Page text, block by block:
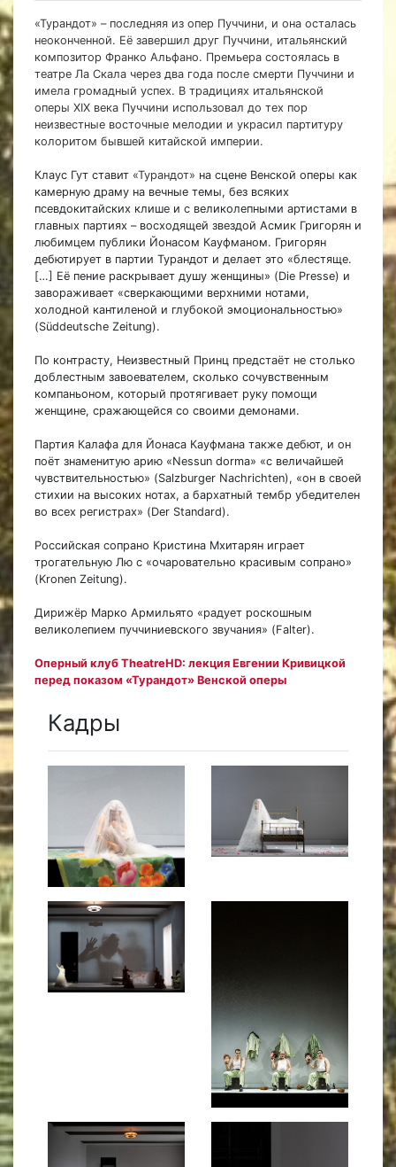
«Турандот» – последняя из опер Пуччини, и она осталась
неоконченной. Её завершил друг Пуччини, итальянский
композитор Франко Альфано. Премьера состоялась в
театре Ла Скала через два года после смерти Пуччини и
имела громадный успех. В традициях итальянской
оперы XIX века Пуччини использовал до тех пор
неизвестные восточные мелодии и украсил партитуру
колоритом бывшей китайской империи.
Клаус Гут ставит «Турандот» на сцене Венской оперы как
камерную драму на вечные темы, без всяких
псевдокитайских клише и с великолепными артистами в
главных партиях – восходящей звездой Асмик Григорян и
любимцем публики Йонасом Кауфманом. Григорян
дебютирует в партии Турандот и делает это «блестяще.
[…] Её пение раскрывает душу женщины» (Die Presse) и
завораживает «сверкающими верхними нотами,
холодной кантиленой и глубокой эмоциональностью»
(Süddeutsche Zeitung).
По контрасту, Неизвестный Принц предстаёт не столько
доблестным завоевателем, сколько сочувственным
компаньоном, который протягивает руку помощи
женщине, сражающейся со своими демонами.
Партия Калафа для Йонаса Кауфмана также дебют, и он
поёт знаменитую арию «Nessun dorma» «с величайшей
чувствительностью» (Salzburger Nachrichten), «он в своей
стихии на высоких нотах, а бархатный тембр убедителен
во всех регистрах» (Der Standard).
Российская сопрано Кристина Мхитарян играет
трогательную Лю с «очаровательно красивым сопрано»
(Kronen Zeitung).
Дирижёр Марко Армильято «радует роскошным
великолепием пуччиниевского звучания» (Falter).
Оперный клуб TheatreHD: лекция Евгении Кривицкой
перед показом «Турандот» Венской оперы
Кадры